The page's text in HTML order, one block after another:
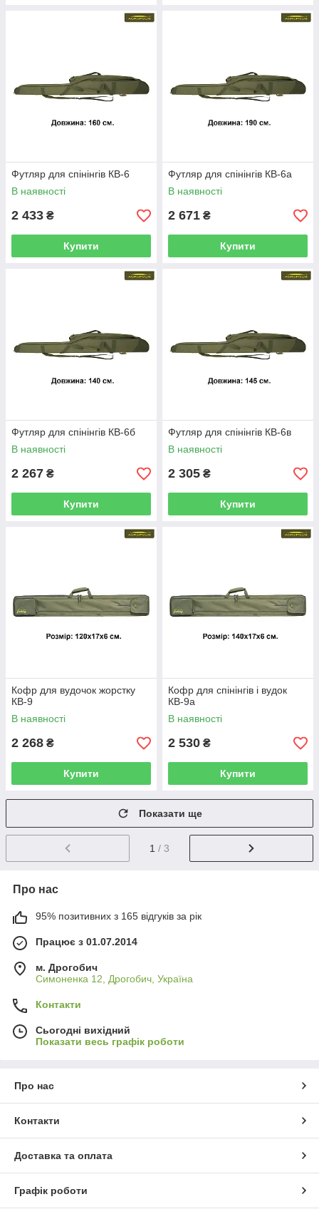
Футляр для спінінгів КВ-6
В наявності
2 433 ₴
Купити
Футляр для спінінгів КВ-6а
В наявності
2 671 ₴
Купити
Футляр для спінінгів КВ-6б
В наявності
2 267 ₴
Купити
Футляр для спінінгів КВ-6в
В наявності
2 305 ₴
Купити
Кофр для вудочок жорстку
КВ-9
В наявності
2 268 ₴
Купити
Кофр для спінінгів і вудок
КВ-9а
В наявності
2 530 ₴
Купити
Показати ще
1 / 3
Про нас
95% позитивних з 165 відгуків за рік
Працює з 01.07.2014
м. Дрогобич
Симоненка 12, Дрогобич, Україна
Контакти
Сьогодні вихідний
Показати весь графік роботи
Про нас
Контакти
Доставка та оплата
Графік роботи